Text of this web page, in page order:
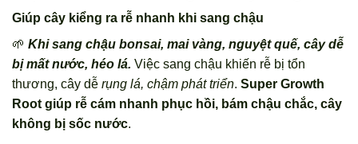
Giúp cây kiểng ra rễ nhanh khi sang chậu
🌱 Khi sang chậu bonsai, mai vàng, nguyệt quế, cây dễ
bị mất nước, héo lá. Việc sang chậu khiến rễ bị tổn
thương, cây dễ rụng lá, chậm phát triển. Super Growth
Root giúp rễ cám nhanh phục hồi, bám chậu chắc, cây
không bị sốc nước.